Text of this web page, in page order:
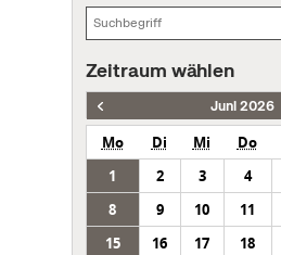
Zeitraum wählen
Juni 2026
Mo Di Mi Do
1
2 3 4
8
9 10 11
15
16 17 18